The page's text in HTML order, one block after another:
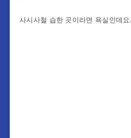
사시사철 습한 곳이라면 욕실인데요.